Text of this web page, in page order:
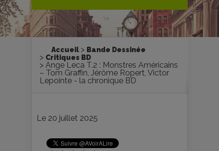
Accueil
Bande Dessinée
Critiques BD
Ange Leca T.2 : Monstres Américains
– Tom Graffin, Jérôme Ropert, Victor
Lepointe - la chronique BD
Le 20 juillet 2025